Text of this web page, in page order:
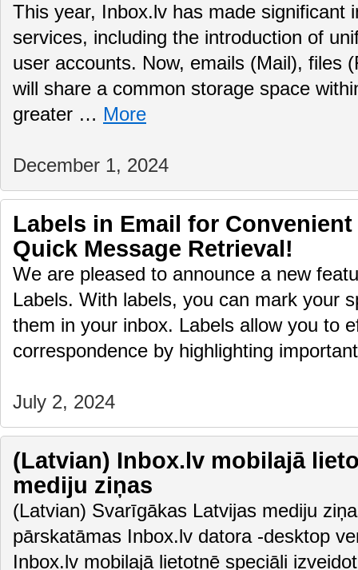
This year, Inbox.lv has made significant
services, including the introduction of
user accounts. Now, emails (Mail), files
will share a common storage space
greater … More
December 1, 2024
Labels in Email for
Quick Message Retrieval!
We are pleased to announce a new
Labels. With labels, you can mark your
them in your inbox. Labels allow you to
correspondence by highlighting
July 2, 2024
(Latvian) Inbox.lv mobilajā
mediju ziņas
(Latvian) Svarīgākas Latvijas mediju
pārskatāmas Inbox.lv datora -desktop
Inbox.lv mobilajā lietotnē speciāli